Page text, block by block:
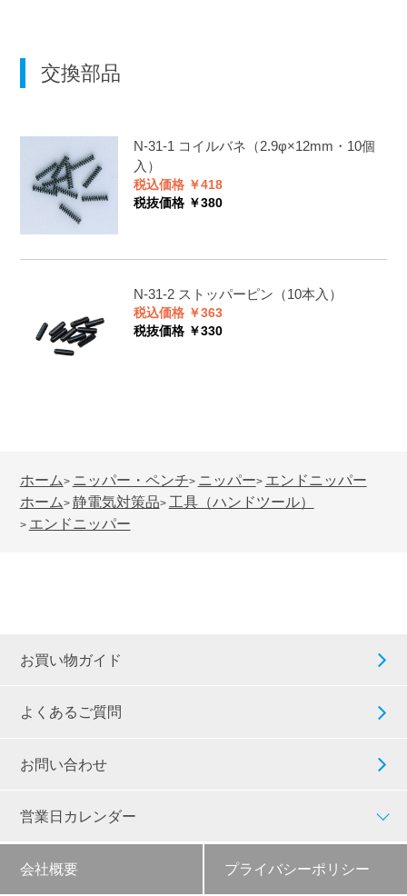
交換部品
N-31-1 コイルバネ（2.9φ×12mm・10個
入）
税込価格 ￥418
税抜価格 ￥380
N-31-2 ストッパーピン（10本入）
税込価格 ￥363
税抜価格 ￥330
ホーム> ニッパー・ペンチ> ニッパー> エンドニッパー
ホーム> 静電気対策品> 工具（ハンドツール）
> エンドニッパー
お買い物ガイド
よくあるご質問
お問い合わせ
営業日カレンダー
会社概要 プライバシーポリシー